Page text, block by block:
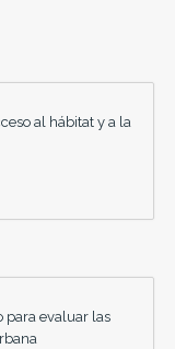
al hábitat y a la
para evaluar las